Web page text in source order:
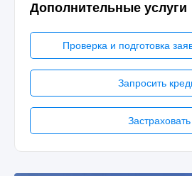
Дополнительные услуги
Проверка и подготовка
Запросить
Застраховать